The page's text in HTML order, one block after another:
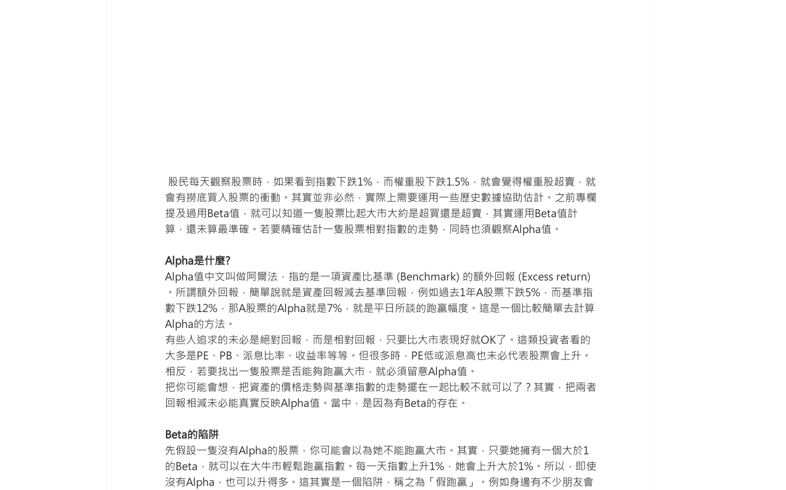
會有撈底買入股票的衝動。其實並非必然，實際上需要運用一些歷史數據協助估計。之前專欄
提及過用Beta值，就可以知道一隻股票比起大市大約是超買還是超賣，其實運用Beta值計
算，還未算最準確。若要精確估計一隻股票相對指數的走勢，同時也須觀察Alpha值。
Alpha是什麼?
Alpha值中文叫做阿爾法，指的是一項資產比基準 (Benchmark) 的額外回報 (Excess return)
。所謂額外回報，簡單說就是資產回報減去基準回報，例如過去1年A股票下跌5%，而基準指
數下跌12%，那A股票的Alpha就是7%，就是平日所談的跑贏幅度。這是一個比較簡單去計算
Alpha的方法。
有些人追求的未必是絕對回報，而是相對回報，只要比大市表現好就OK了。這類投資者看的
大多是PE、PB、派息比率、收益率等等。但很多時，PE低或派息高也未必代表股票會上升。
相反，若要找出一隻股票是否能夠跑贏大市，就必須留意Alpha值。
把你可能會想，把資產的價格走勢與基準指數的走勢擺在一起比較不就可以了？其實，把兩者
回報相減未必能真實反映Alpha值。當中，是因為有Beta的存在。
Beta的陷阱
先假設一隻沒有Alpha的股票，你可能會以為她不能跑贏大市。其實，只要她擁有一個大於1
的Beta，就可以在大牛市輕鬆跑贏指數。每一天指數上升1%，她會上升大於1%。所以，即使
沒有Alpha，也可以升得多。這其實是一個陷阱，稱之為「假跑贏」。例如身邊有不少朋友會